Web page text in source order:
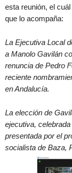
esta reunión, el
que lo acompaña:
La Ejecutiva Local
a Manolo Gavilán
renuncia de Pedro
reciente
en Andalucía.
La elección de
ejecutiva,
presentada por el
socialista de Baza,